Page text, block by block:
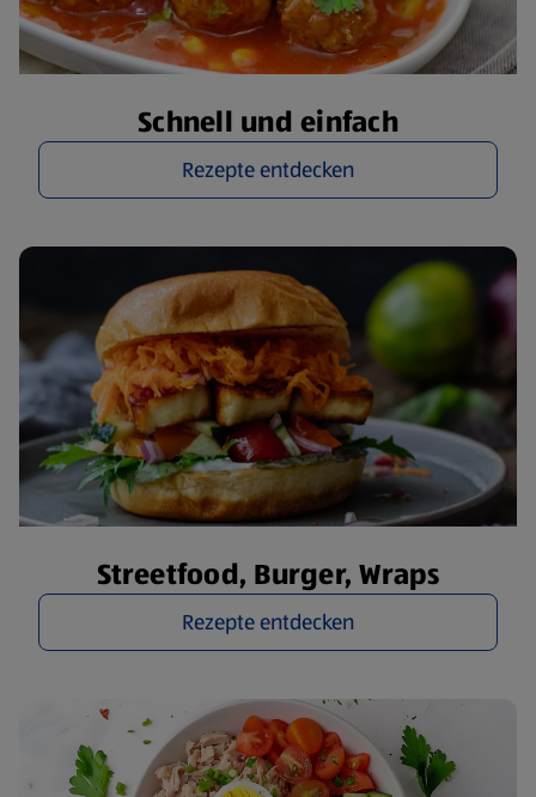
Schnell und einfach
Rezepte entdecken
Streetfood, Burger, Wraps
Rezepte entdecken